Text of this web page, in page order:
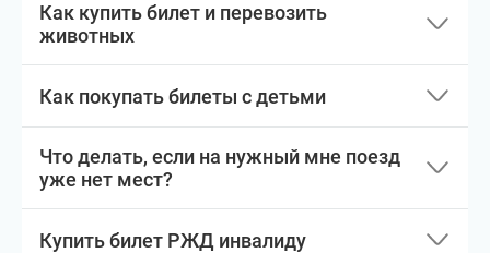
Как купить билет и перевозить
животных
Как покупать билеты с детьми
Что делать, если на нужный мне поезд
уже нет мест?
Купить билет РЖД инвалиду